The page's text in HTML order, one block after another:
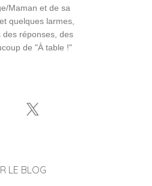
Maman et de sa
quelques larmes,
réponses, des
de "À table !"
LE BLOG